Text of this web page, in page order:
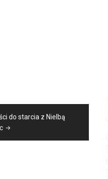
do starcia z Nielbą